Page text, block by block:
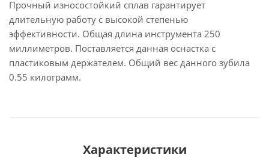
Прочный износостойкий сплав гарантирует
длительную работу с высокой степенью
эффективности. Общая длина инструмента 250
миллиметров. Поставляется данная оснастка с
пластиковым держателем. Общий вес данного зубила
0.55 килограмм.
Характеристики